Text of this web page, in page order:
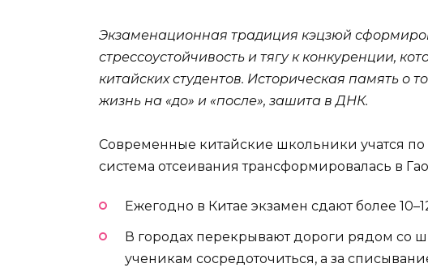
Экзаменационная традиция кэцзюй
стрессоустойчивость и тягу к конкуренции,
китайских студентов. Историческая память о
жизнь на «до» и «после», зашита в ДНК.
Современные китайские школьники учатся по
система отсеивания трансформировалась в
Ежегодно в Китае экзамен сдают более
В городах перекрывают дороги рядом
ученикам сосредоточиться, а за